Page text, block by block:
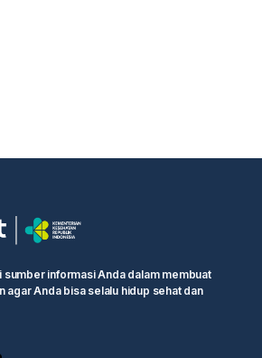
sumber informasi Anda dalam membuat
agar Anda bisa selalu hidup sehat dan